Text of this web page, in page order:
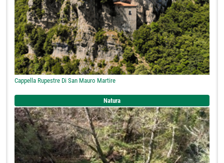
Cappella Rupestre Di San Mauro Martire
Natura